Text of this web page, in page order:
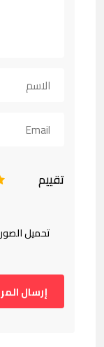
تقييم
تحميل الصور